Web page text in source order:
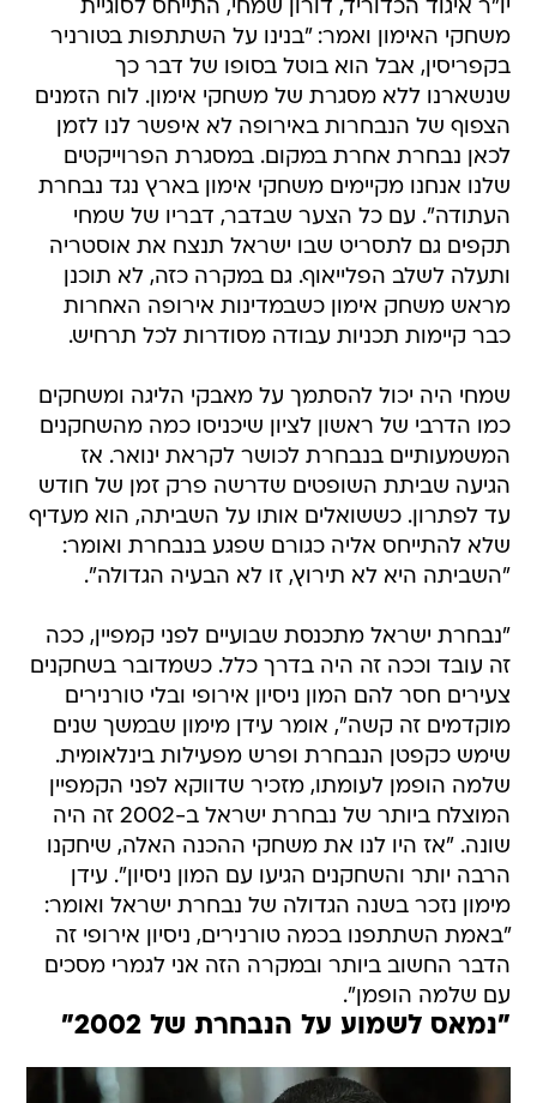
יו"ר איגוד הכדוריד, דורון שמחי, התייחס לסוגיית
משחקי האימון ואמר: "בנינו על השתתפות בטורניר
בקפריסין, אבל הוא בוטל בסופו של דבר כך
שנשארנו ללא מסגרת של משחקי אימון. לוח הזמנים
הצפוף של הנבחרות באירופה לא איפשר לנו לזמן
לכאן נבחרת אחרת במקום. במסגרת הפרוייקטים
שלנו אנחנו מקיימים משחקי אימון בארץ נגד נבחרת
העתודה". עם כל הצער שבדבר, דבריו של שמחי
תקפים גם לתסריט שבו ישראל תנצח את אוסטריה
ותעלה לשלב הפלייאוף. גם במקרה כזה, לא תוכנן
מראש משחק אימון כשבמדינות אירופה האחרות
כבר קיימות תכניות עבודה מסודרות לכל תרחיש.
שמחי היה יכול להסתמך על מאבקי הליגה ומשחקים
כמו הדרבי של ראשון לציון שיכניסו כמה מהשחקנים
המשמעותיים בנבחרת לכושר לקראת ינואר. אז
הגיעה שביתת השופטים שדרשה פרק זמן של חודש
עד לפתרון. כששואלים אותו על השביתה, הוא מעדיף
שלא להתייחס אליה כגורם שפגע בנבחרת ואומר:
"השביתה היא לא תירוץ, זו לא הבעיה הגדולה".
"נבחרת ישראל מתכנסת שבועיים לפני קמפיין, ככה
זה עובד וככה זה היה בדרך כלל. כשמדובר בשחקנים
צעירים חסר להם המון ניסיון אירופי ובלי טורנירים
מוקדמים זה קשה", אומר עידן מימון שבמשך שנים
שימש כקפטן הנבחרת ופרש מפעילות בינלאומית.
שלמה הופמן לעומתו, מזכיר שדווקא לפני הקמפיין
המוצלח ביותר של נבחרת ישראל ב-2002 זה היה
שונה. "אז היו לנו את משחקי ההכנה האלה, שיחקנו
הרבה יותר והשחקנים הגיעו עם המון ניסיון". עידן
מימון נזכר בשנה הגדולה של נבחרת ישראל ואומר:
"באמת השתתפנו בכמה טורנירים, ניסיון אירופי זה
הדבר החשוב ביותר ובמקרה הזה אני לגמרי מסכים
עם שלמה הופמן".
"נמאס לשמוע על הנבחרת של 2002"